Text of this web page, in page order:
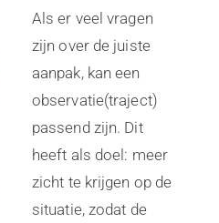
Als er veel vragen
zijn over de juiste
aanpak, kan een
observatie(traject)
passend zijn. Dit
heeft als doel: meer
zicht te krijgen op de
situatie, zodat de